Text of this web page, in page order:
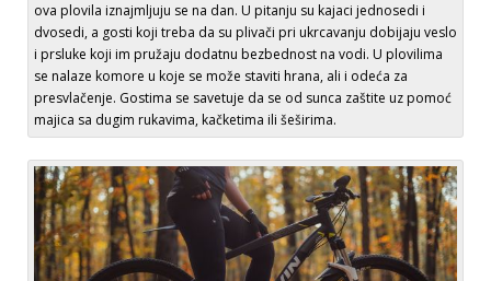
ova plovila iznajmljuju se na dan. U pitanju su kajaci jednosedi i
dvosedi, a gosti koji treba da su plivači pri ukrcavanju dobijaju veslo
i prsluke koji im pružaju dodatnu bezbednost na vodi. U plovilima
se nalaze komore u koje se može staviti hrana, ali i odeća za
presvlačenje. Gostima se savetuje da se od sunca zaštite uz pomoć
majica sa dugim rukavima, kačketima ili šeširima.